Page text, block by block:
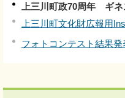
上三川町政70周年 ギ
上三川町文化財広報用
フォトコンテスト結果発